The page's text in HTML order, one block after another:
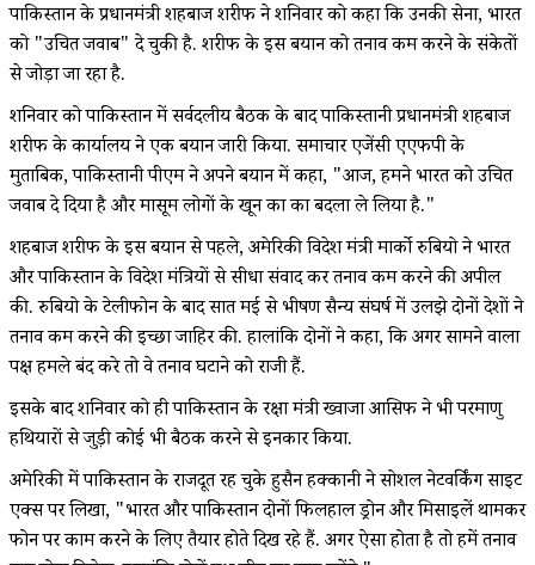
पाकिस्तान के प्रधानमंत्री शहबाज शरीफ ने शनिवार को कहा कि उनकी सेना, भारत
को "उचित जवाब" दे चुकी है. शरीफ के इस बयान को तनाव कम करने के संकेतों
से जोड़ा जा रहा है.
शनिवार को पाकिस्तान में सर्वदलीय बैठक के बाद पाकिस्तानी प्रधानमंत्री शहबाज
शरीफ के कार्यालय ने एक बयान जारी किया. समाचार एजेंसी एएफपी के
मुताबिक, पाकिस्तानी पीएम ने अपने बयान में कहा, "आज, हमने भारत को उचित
जवाब दे दिया है और मासूम लोगों के खून का का बदला ले लिया है."
शहबाज शरीफ के इस बयान से पहले, अमेरिकी विदेश मंत्री मार्को रुबियो ने भारत
और पाकिस्तान के विदेश मंत्रियों से सीधा संवाद कर तनाव कम करने की अपील
की. रुबियो के टेलीफोन के बाद सात मई से भीषण सैन्य संघर्ष में उलझे दोनों देशों ने
तनाव कम करने की इच्छा जाहिर की. हालांकि दोनों ने कहा, कि अगर सामने वाला
पक्ष हमले बंद करे तो वे तनाव घटाने को राजी हैं.
इसके बाद शनिवार को ही पाकिस्तान के रक्षा मंत्री ख्वाजा आसिफ ने भी परमाणु
हथियारों से जुड़ी कोई भी बैठक करने से इनकार किया.
अमेरिकी में पाकिस्तान के राजदूत रह चुके हुसैन हक्कानी ने सोशल नेटवर्किंग साइट
एक्स पर लिखा, "भारत और पाकिस्तान दोनों फिलहाल ड्रोन और मिसाइलें थामकर
फोन पर काम करने के लिए तैयार होते दिख रहे हैं. अगर ऐसा होता है तो हमें तनाव